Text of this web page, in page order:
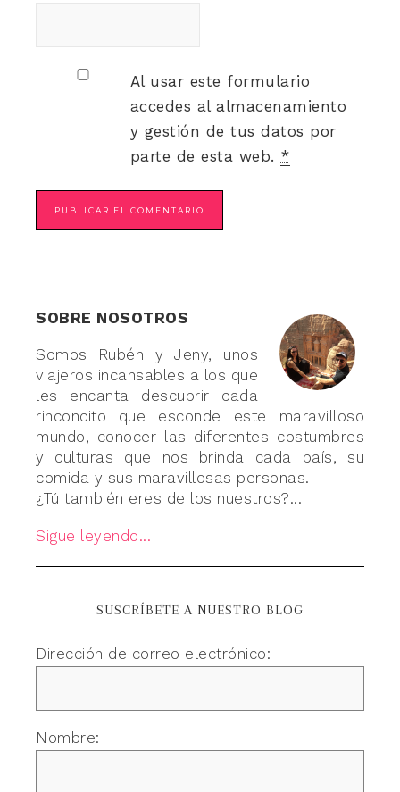
Al usar este formulario
accedes al almacenamiento
y gestión de tus datos por
parte de esta web. *
SOBRE NOSOTROS
Somos Rubén y Jeny, unos
viajeros incansables a los que
les encanta descubrir cada
rinconcito que esconde este maravilloso
mundo, conocer las diferentes costumbres
y culturas que nos brinda cada país, su
comida y sus maravillosas personas.
¿Tú también eres de los nuestros?...
Sigue leyendo...
SUSCRÍBETE A NUESTRO BLOG
Dirección de correo electrónico:
Nombre: